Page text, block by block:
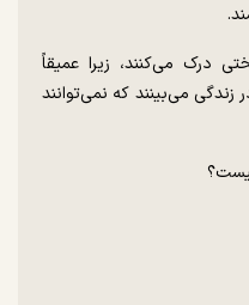
درک می‌کنند، زیرا عمیقاً
می‌بینند که نمی‌توانند